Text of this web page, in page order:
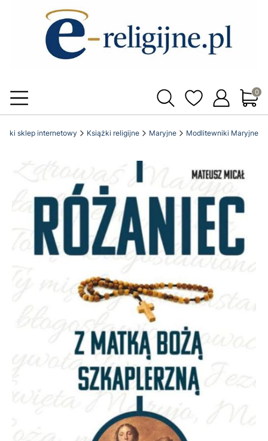
sklep internetowy Książki religijne Maryjne Modlitewniki Maryjne